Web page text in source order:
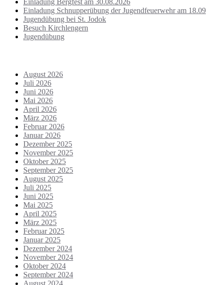
Einladung Bergfest am 30.08.2026
Einladung Schnupperübung der Jugendfeuerwehr am 18.09
Jugendübung bei St. Jodok
Besuch Kirchlengern
Jugendübung
August 2026
Juli 2026
Juni 2026
Mai 2026
April 2026
März 2026
Februar 2026
Januar 2026
Dezember 2025
November 2025
Oktober 2025
September 2025
August 2025
Juli 2025
Juni 2025
Mai 2025
April 2025
März 2025
Februar 2025
Januar 2025
Dezember 2024
November 2024
Oktober 2024
September 2024
August 2024